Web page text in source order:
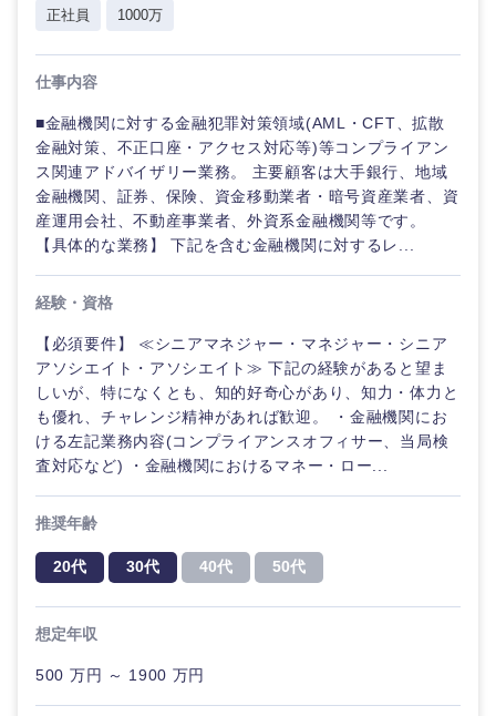
正社員
1000万
仕事内容
■金融機関に対する金融犯罪対策領域(AML・CFT、拡散
金融対策、不正口座・アクセス対応等)等コンプライアン
ス関連アドバイザリー業務。 主要顧客は大手銀行、地域
金融機関、証券、保険、資金移動業者・暗号資産業者、資
産運用会社、不動産事業者、外資系金融機関等です。
【具体的な業務】 下記を含む金融機関に対するレ...
経験・資格
【必須要件】 ≪シニアマネジャー・マネジャー・シニア
アソシエイト・アソシエイト≫ 下記の経験があると望ま
しいが、特になくとも、知的好奇心があり、知力・体力と
も優れ、チャレンジ精神があれば歓迎。 ・金融機関にお
ける左記業務内容(コンプライアンスオフィサー、当局検
査対応など) ・金融機関におけるマネー・ロー...
推奨年齢
20代 30代 40代 50代
想定年収
500 万円 ～ 1900 万円